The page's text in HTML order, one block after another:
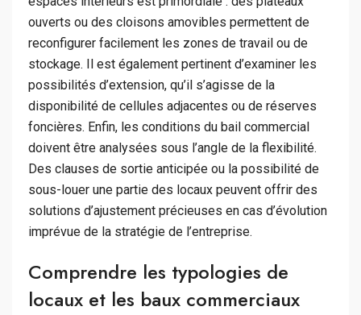
ouverts ou des cloisons amovibles permettent de
reconfigurer facilement les zones de travail ou de
stockage. Il est également pertinent d’examiner les
possibilités d’extension, qu’il s’agisse de la
disponibilité de cellules adjacentes ou de réserves
foncières. Enfin, les conditions du bail commercial
doivent être analysées sous l’angle de la flexibilité.
Des clauses de sortie anticipée ou la possibilité de
sous-louer une partie des locaux peuvent offrir des
solutions d’ajustement précieuses en cas d’évolution
imprévue de la stratégie de l’entreprise.
Comprendre les typologies de
locaux et les baux commerciaux